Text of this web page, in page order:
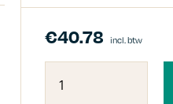
€40.78 incl. btw